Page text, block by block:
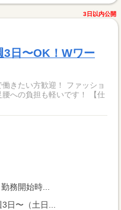
3日以内公開
3日〜OK！Wワー
たい方歓迎！ ファッショ
の負担も軽いです！ 【仕
務開始時...
〜（土日...